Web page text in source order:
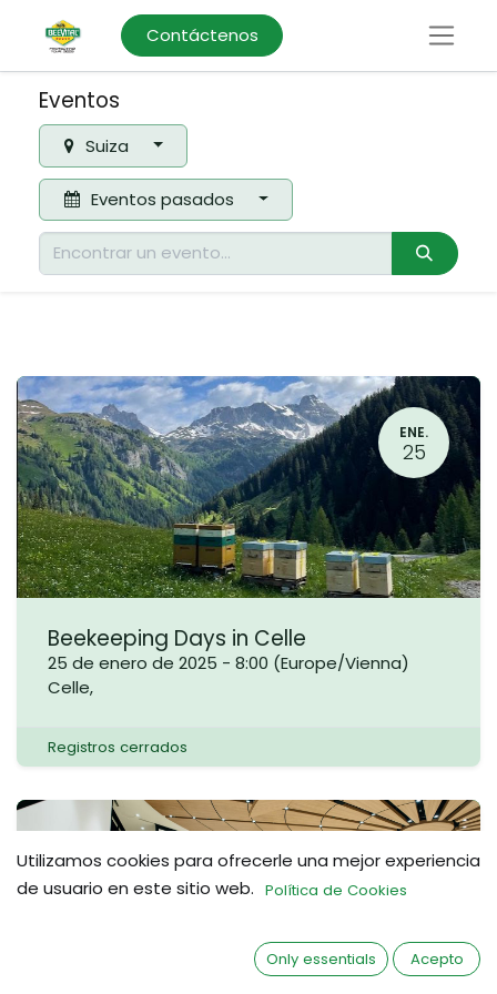
Contáctenos
Eventos
Suiza
Eventos pasados
ENE.
25
Beekeeping Days in Celle
25 de enero de 2025 - 8:00 (Europe/Vienna)
Celle,
Registros cerrados
OCT.
26
Utilizamos cookies para ofrecerle una mejor experiencia
de usuario en este sitio web. Política de Cookies
Only essentials Acepto